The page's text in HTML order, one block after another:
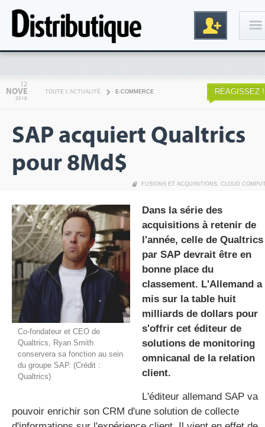
12
NOVE
2018
TOUTE L'ACTUALITÉ E-COMMERCE RÉAGISSEZ !
SAP acquiert Qualtrics
pour 8Md$
FUSIONS ET ACQUISITIONS, CLOUD
Co-fondateur et CEO de
Qualtrics, Ryan Smith
conservera sa fonction au sein
du groupe SAP. (Crédit :
Qualtrics)
Dans la série des
acquisitions à retenir de
l'année, celle de Qualtrics
par SAP devrait être en
bonne place du
classement. L'Allemand a
mis sur la table huit
milliards de dollars pour
s'offrir cet éditeur de
solutions de monitoring
omnicanal de la relation
client.
L'éditeur allemand SAP va
pouvoir enrichir son CRM d'une solution de collecte